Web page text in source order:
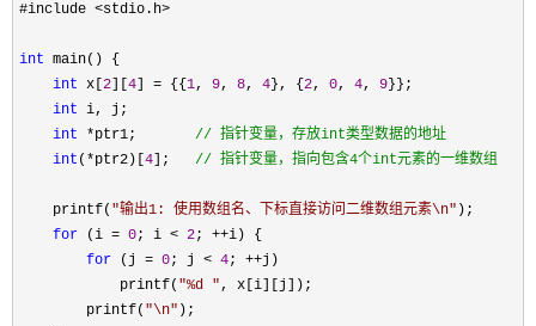
#include <stdio.h>
int main() {
int x[ 2 4 ] = {{ 1, 9, 8, 4 }, { 2, 0, 4, 9 }};
int i, j;
int *ptr1; // 指针变量，存放int类型数据的地址
int (*ptr2)[ 4 ]; // 指针变量，指向包含4个int元素的一维数组
    printf(
"输出1: 使用数组名、下标直接访问二维数组元素\n" );
for (i = 0; i < 2; ++i) {
for (j = 0; j < 4; ++j)
            printf(
"%d ", x[i][j]);
        printf(
"\n" );